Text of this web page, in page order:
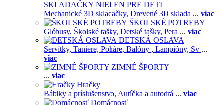
SKLADAČKY NIELEN PRE DETI
Mechanické 3D skladačky, Drevené 3D sklada ... viac
ŠKOLSKÉ POTREBY
Glóbusy, Školské tašky, Detské tašky, Pera ... viac
DETSKÁ OSLAVA
Servítky, Taniere, Poháre, Balóny , Lampióny, Sv ...
viac
ZIMNÉ ŠPORTY
... viac
Hračky
Bábiky a príslušenstvo, Autíčka a autodrá ... viac
Domácnosť